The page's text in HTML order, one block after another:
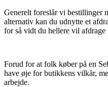
Generelt foreslår vi bestillinger
alternativ kan du udnytte et
for så vidt du hellere vil afdrage
Forud for at folk køber på en
have øje for butikkens vilkår,
arbejde.